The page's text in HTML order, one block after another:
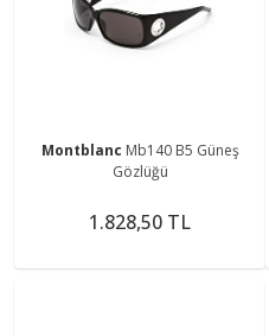
Montblanc Mb140 B5 Güneş
Gözlüğü
1.828,50 TL